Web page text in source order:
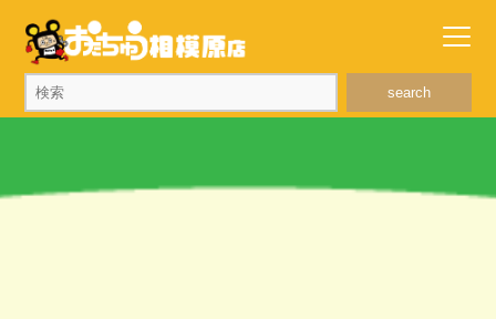
search